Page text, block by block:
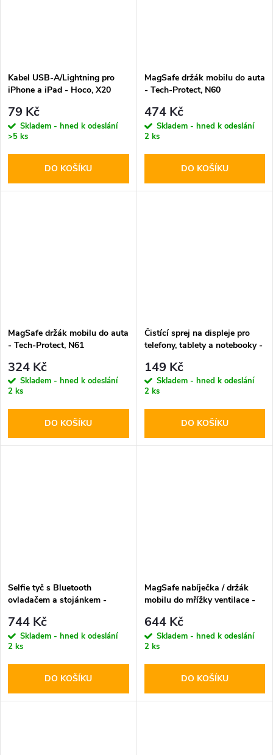
Kabel USB-A/Lightning pro
iPhone a iPad - Hoco, X20
79 Kč
Skladem - hned k odeslání
>5 ks
DO KOŠÍKU
MagSafe držák mobilu do auta
- Tech-Protect, N60
474 Kč
Skladem - hned k odeslání
2 ks
DO KOŠÍKU
MagSafe držák mobilu do auta
- Tech-Protect, N61
324 Kč
Skladem - hned k odeslání
2 ks
DO KOŠÍKU
Čistící sprej na displeje pro
telefony, tablety a notebooky -
200ml
149 Kč
Skladem - hned k odeslání
2 ks
DO KOŠÍKU
Selfie tyč s Bluetooth
ovladačem a stojánkem -
Selfie Stick Tripod Pink
744 Kč
Skladem - hned k odeslání
2 ks
DO KOŠÍKU
MagSafe nabíječka / držák
mobilu do mřížky ventilace -
644 Kč
Skladem - hned k odeslání
2 ks
DO KOŠÍKU